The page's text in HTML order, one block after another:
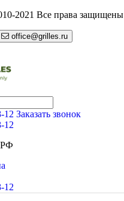
2021 Все права защищены
office@grilles.ru
12 Заказать звонок
12
РФ
12